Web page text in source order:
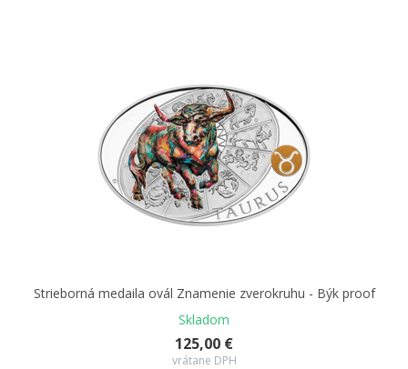
Strieborná medaila ovál Znamenie zverokruhu - Býk proof
Skladom
125,00 €
vrátane DPH